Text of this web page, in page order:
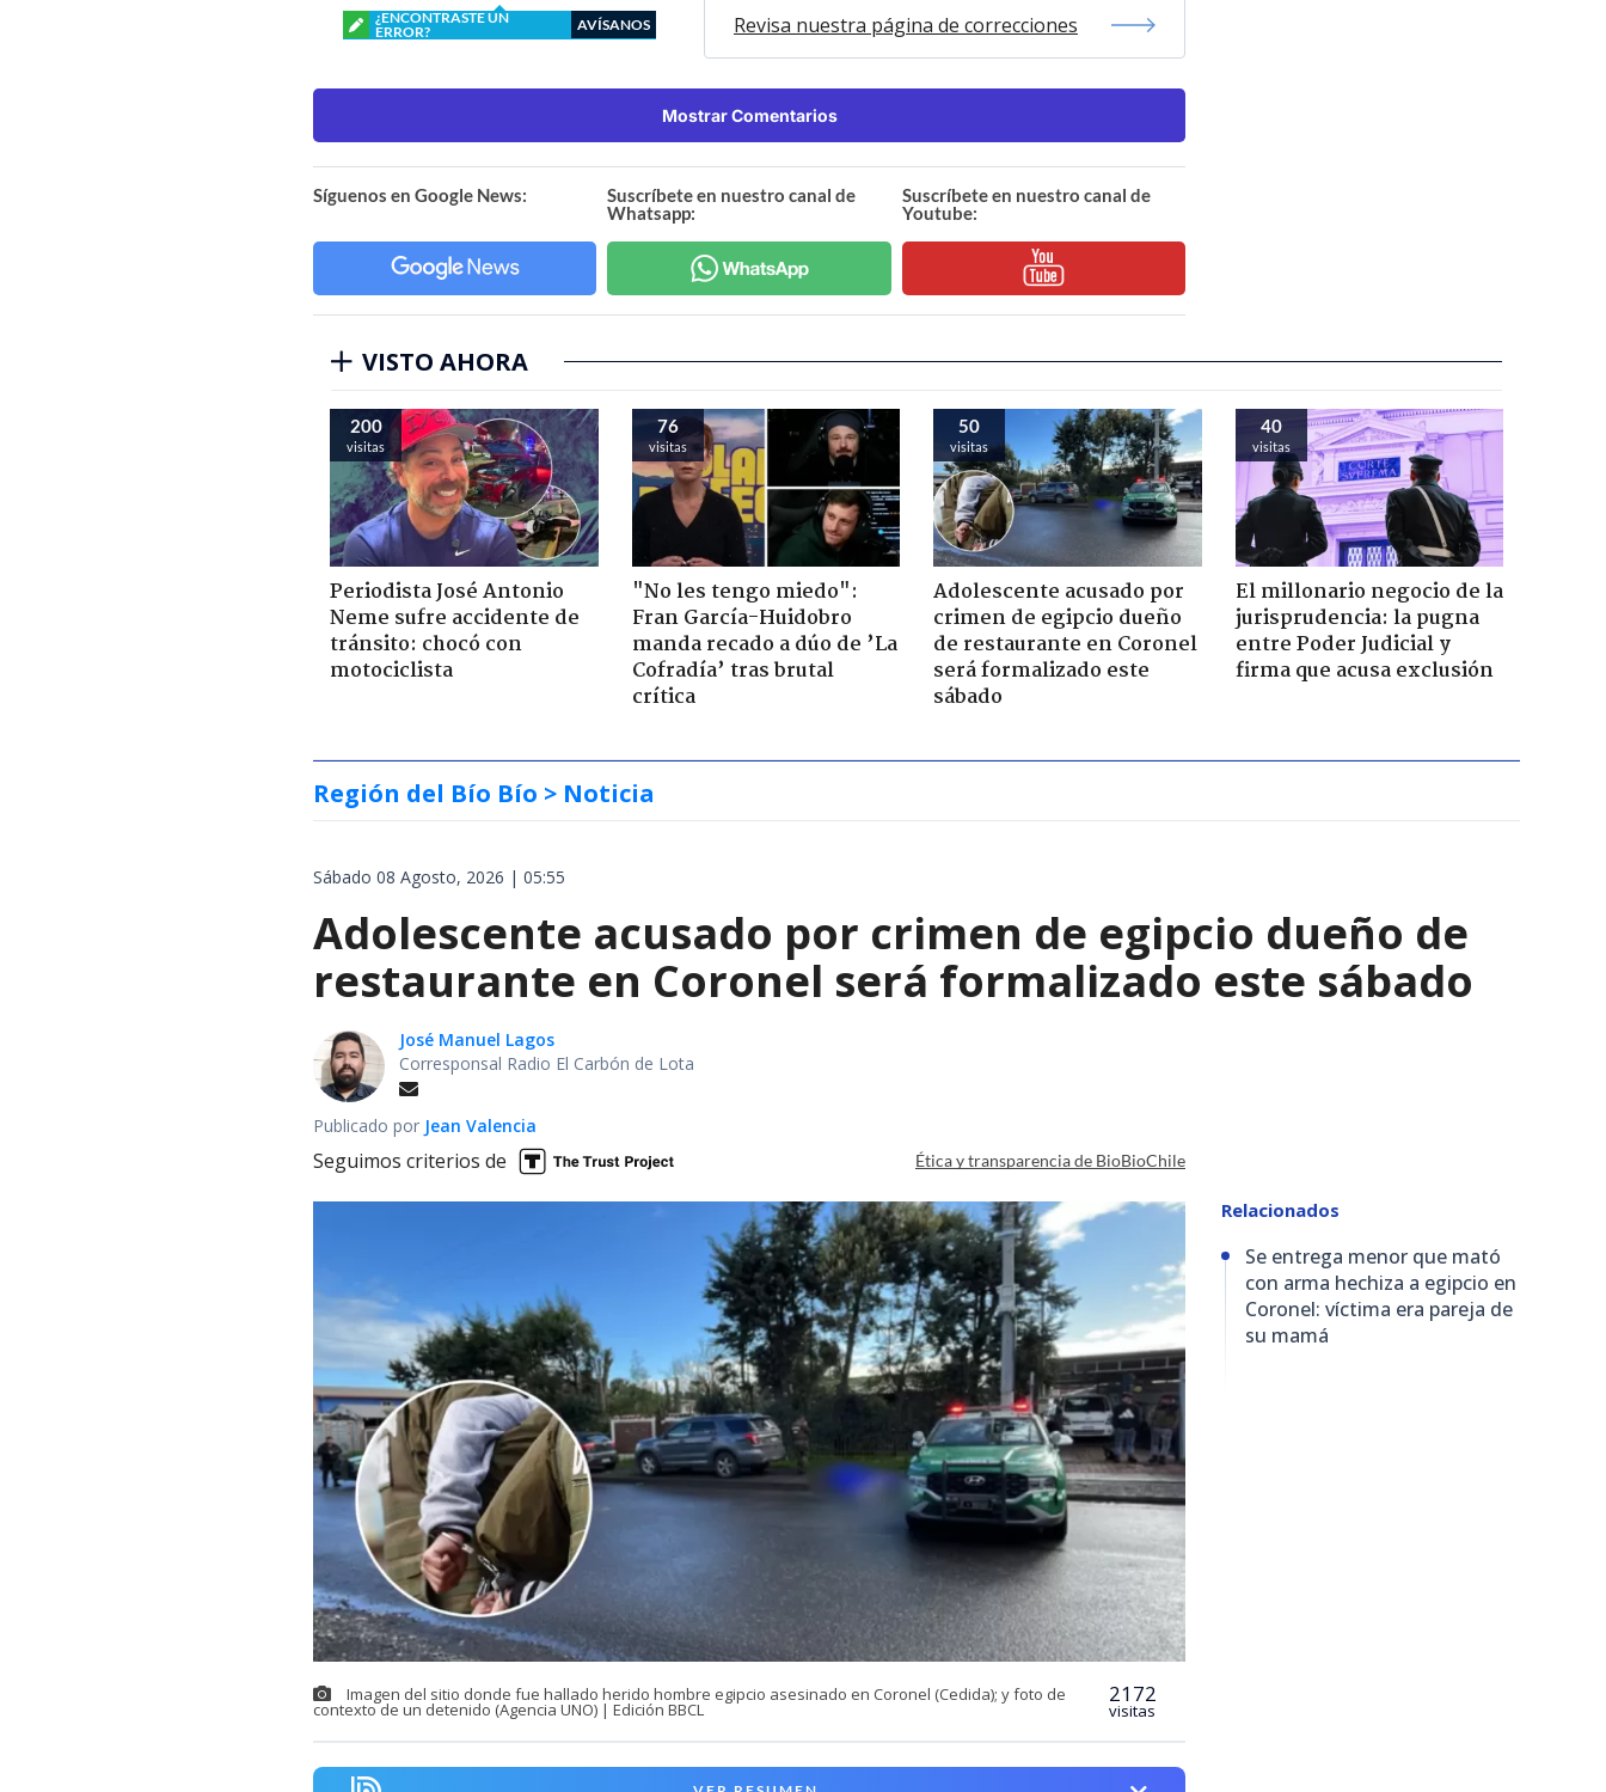
¿ENCONTRASTE UN
ERROR?
AVÍSANOS Revisa nuestra página de correcciones
Mostrar Comentarios
Síguenos en Google News:
Suscríbete en nuestro canal de
Whatsapp:
Suscríbete en nuestro canal de
Youtube:
VISTO AHORA
200
visitas
Periodista José Antonio
Neme sufre accidente de
tránsito: chocó con
motociclista
76
visitas
"No les tengo miedo":
Fran García-Huidobro
manda recado a dúo de ’La
Cofradía’ tras brutal
crítica
50
visitas
Adolescente acusado por
crimen de egipcio dueño
de restaurante en Coronel
será formalizado este
sábado
40
visitas
El millonario negocio de la
jurisprudencia: la pugna
entre Poder Judicial y
firma que acusa exclusión
Región del Bío Bío > Noticia
Sábado 08 Agosto, 2026 | 05:55
Adolescente acusado por crimen de egipcio dueño de
restaurante en Coronel será formalizado este sábado
José Manuel Lagos
Corresponsal Radio El Carbón de Lota
Publicado por Jean Valencia
Seguimos criterios de Ética y transparencia de BioBioChile
Imagen del sitio donde fue hallado herido hombre egipcio asesinado en Coronel (Cedida); y foto de
contexto de un detenido (Agencia UNO) | Edición BBCL
2172
visitas
Relacionados
Se entrega menor que mató
con arma hechiza a egipcio en
Coronel: víctima era pareja de
su mamá